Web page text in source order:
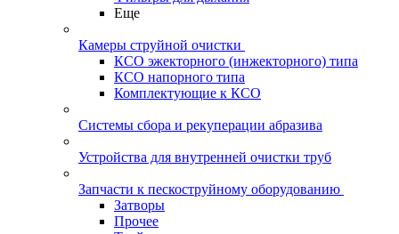
Еще
Камеры струйной очистки
КСО эжекторного (инжекторного) типа
КСО напорного типа
Комплектующие к КСО
Системы сбора и рекуперации абразива
Устройства для внутренней очистки труб
Запчасти к пескоструйному оборудованию
Затворы
Прочее